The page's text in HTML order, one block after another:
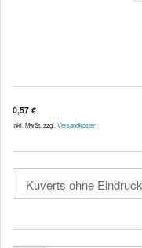
0,57 €
inkl. MwSt. zzgl. Versandkosten